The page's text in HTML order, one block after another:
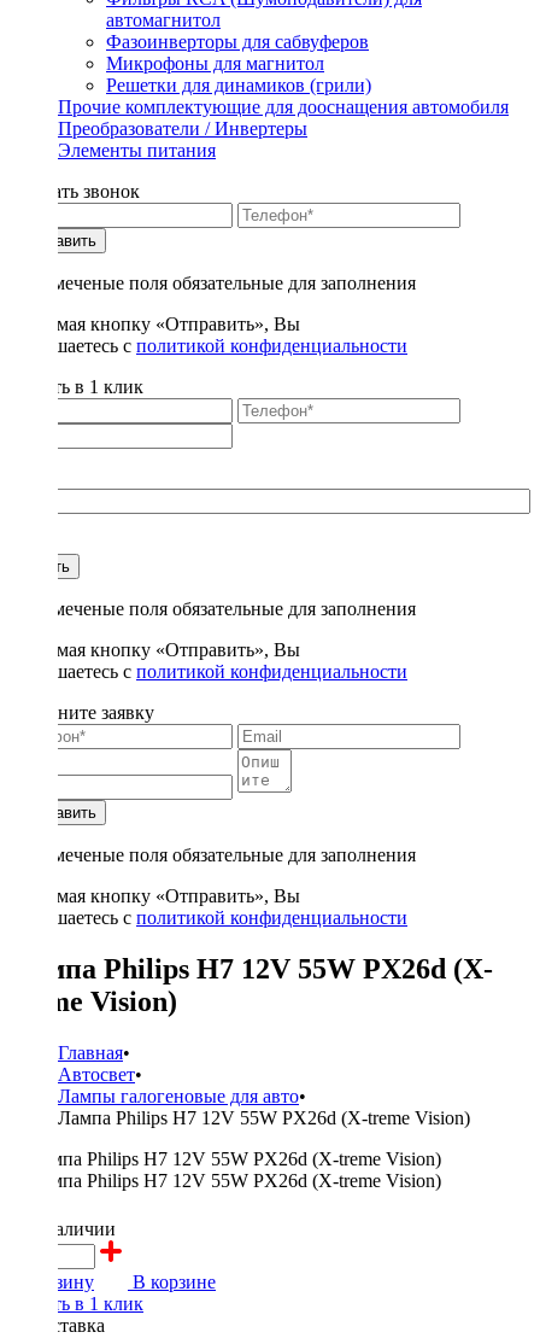
автомагнитол
Фазоинверторы для сабвуферов
Микрофоны для магнитол
Решетки для динамиков (грили)
Прочие комплектующие для дооснащения автомобиля
Преобразователи / Инвертеры
Элементы питания
Заказать звонок
Отправить
* - отмеченые поля обязательные для заполнения
Нажимая кнопку «Отправить», Вы
соглашаетесь с политикой конфиденциальности
Купить в 1 клик
Купить
* - отмеченые поля обязательные для заполнения
Нажимая кнопку «Отправить», Вы
соглашаетесь с политикой конфиденциальности
Заполните заявку
Отправить
* - отмеченые поля обязательные для заполнения
Нажимая кнопку «Отправить», Вы
соглашаетесь с политикой конфиденциальности
Лампа Philips H7 12V 55W PX26d (X-
treme Vision)
Главная•
Автосвет•
Лампы галогеновые для авто•
Лампа Philips H7 12V 55W PX26d (X-treme Vision)
в наличии
В корзину
В корзине
Купить в 1 клик